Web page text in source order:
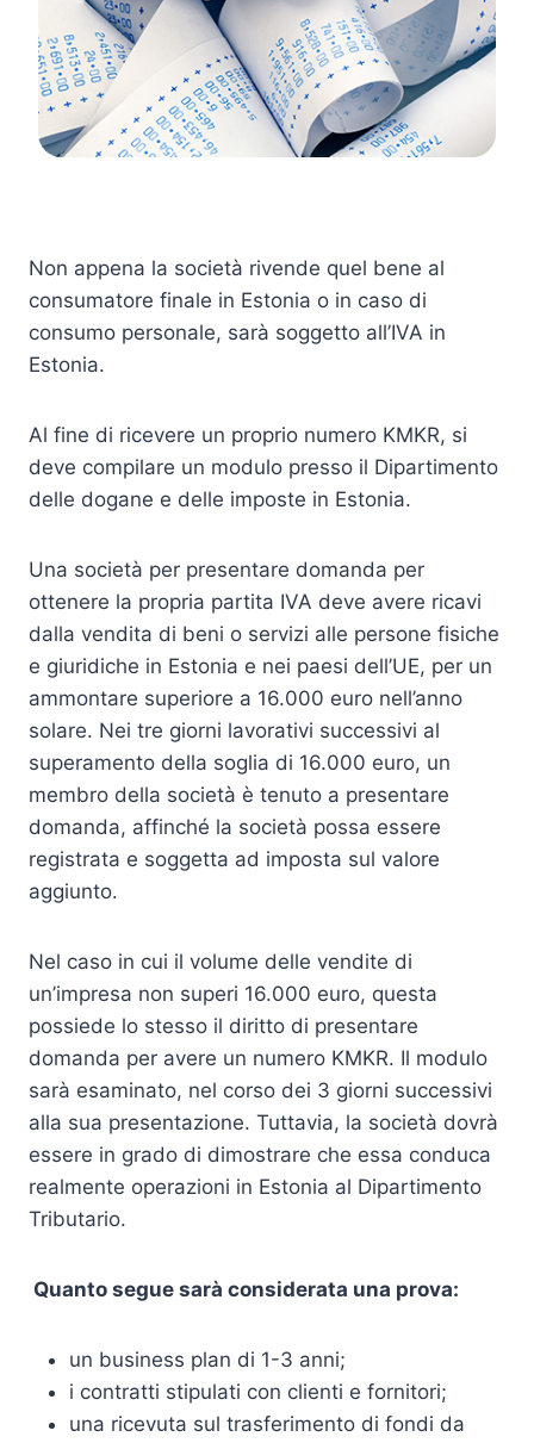
Non appena la società rivende quel bene al
consumatore finale in Estonia o in caso di
consumo personale, sarà soggetto all’IVA in
Estonia.
Al fine di ricevere un proprio numero KMKR, si
deve compilare un modulo presso il Dipartimento
delle dogane e delle imposte in Estonia.
Una società per presentare domanda per
ottenere la propria partita IVA deve avere ricavi
dalla vendita di beni o servizi alle persone fisiche
e giuridiche in Estonia e nei paesi dell’UE, per un
ammontare superiore a 16.000 euro nell’anno
solare. Nei tre giorni lavorativi successivi al
superamento della soglia di 16.000 euro, un
membro della società è tenuto a presentare
domanda, affinché la società possa essere
registrata e soggetta ad imposta sul valore
aggiunto.
Nel caso in cui il volume delle vendite di
un’impresa non superi 16.000 euro, questa
possiede lo stesso il diritto di presentare
domanda per avere un numero KMKR. Il modulo
sarà esaminato, nel corso dei 3 giorni successivi
alla sua presentazione. Tuttavia, la società dovrà
essere in grado di dimostrare che essa conduca
realmente operazioni in Estonia al Dipartimento
Tributario.
Quanto segue sarà considerata una prova:
un business plan di 1-3 anni;
i contratti stipulati con clienti e fornitori;
una ricevuta sul trasferimento di fondi da